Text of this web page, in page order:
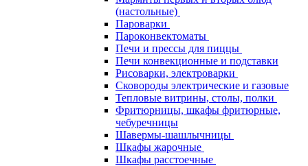
(настольные)
Пароварки
Пароконвектоматы
Печи и прессы для пиццы
Печи конвекционные и подставки
Рисоварки, электроварки
Сковороды электрические и газовые
Тепловые витрины, столы, полки
Фритюрницы, шкафы фритюрные,
чебуречницы
Шавермы-шашлычницы
Шкафы жарочные
Шкафы расстоечные